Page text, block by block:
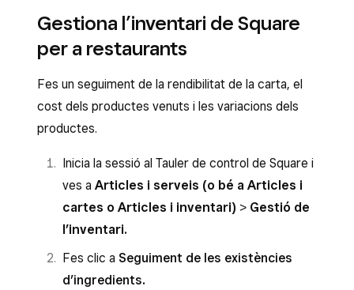
Gestiona l’inventari de Square
per a restaurants
Fes un seguiment de la rendibilitat de la carta, el
cost dels productes venuts i les variacions dels
productes.
Inicia la sessió al Tauler de control de Square i
ves a Articles i serveis (o bé a Articles i
cartes o Articles i inventari) > Gestió de
l’inventari.
Fes clic a Seguiment de les existències
d’ingredients.